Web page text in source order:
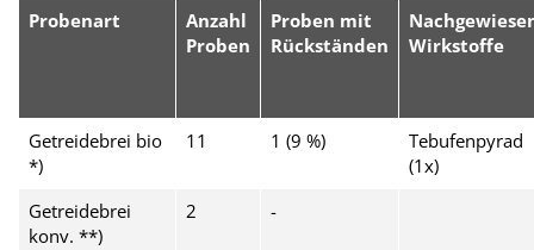
Probenart
Anzahl
Proben
Proben mit
Rückständen
Wirkstoffe
Getreidebrei bio
*)
11 1 (9 %)
Tebufenpyrad
(1x)
Getreidebrei
konv. **)
2 -